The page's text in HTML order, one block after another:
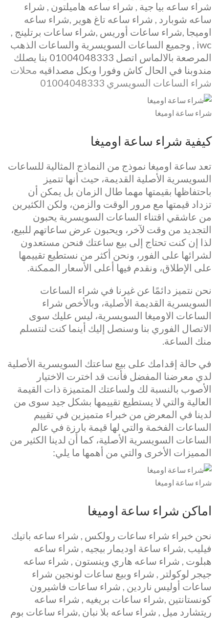
شراء ساعه بيا جية , شراء ساعه هاميلتون , شراء
ساعه شوبارد , شراء ساعه تاغ هوير ,شراء ساعه
اوميجا ,شراء ساعات أوريس ,شراء ساعات برتلينج ,
iwc , وجميع الساعات السويسرية والساعات الذهب
المرصعة بالالماس اتصل 01004048333 بنا يصلك
مندوبنا في الحال كاش وفورا وبكل مصداقيه محلات
شراء الساعات السويسري 01004048333
شراء ساعة اوميغا
كيفية شراء ساعة اوميغا
تعد ساعة اوميغا نموذج من النماذج المثالية للساعات
السويسرية الأصلية القديمة، حيث أنها تتميز
باحتفاظها بقيمتها مهما طال الزمان بل يمكن أن
تزداد قيمتها مع مرور الوقت والزمن، ولكن الكثيرين
من عاشقي اقتناء الساعات السويسرية يحبون
التجديد من وقت لآخر، ويحبون عرض ساعاتهم للبيع،
لذا إن كنت تحتاج إلى بيع ساعتك فنحن مستعدون
لشرائها على الفور، ونحن أكثر من نستطيع تقييمها
على الإطلاق، ونقدم فيها أعلى الأسعار الممكنة.
نحن نتميز دائمًا عن غيرنا في شراء الساعات
السويسرية القديمة الأصلية، وبالأخص شراء
الساعات الاوميغا السويسرية، ليس عليك سوى
الاتصال الفوري بنا وسنصل إليك أينما كنت لنتسلم
منك الساعة.
في حالة إقدامك على بيع ساعتك السويسرية الأصلية
لدي معرضنا المفضل فأنت قد اخترت الاختيار
الأصوب بالنسبة لك ولساعتك المتميزة ذات القيمة
العالية والتي لا يستطيع تقييمها بشكل جيد سوى من
لدينا في المعرض من خبراء متميزين في تقييم
الساعات الفخمة والتي لها قيمة بارزة في عالم
الساعات السويسرية الأصلية، كما أن لدينا الكثير من
المميزات الأخرى والتي من أهمها ما يلي:
شراء ساعة اوميغا
اماكن شراء ساعة اوميغا
نحن خبراء شراء ساعات رولكس , شراء ساعه باتيك
فيليب ,شراء ساعة اوديمار بيجيه , شراء ساعه
هبلوت , شراء ساعه هاري وينستون , شراء ساعه
جيجر لوكولتر , شراء وبيع ساعات لونجين شراء
ساعات أوليس ناردين , شراء ساعات فاشيرون
كونستانتين ,شراء ساعات بريغيه , شراء ساعه
ريتشارد ميل , شراء ساعه بلا نبان ,شراء ساعات بوم